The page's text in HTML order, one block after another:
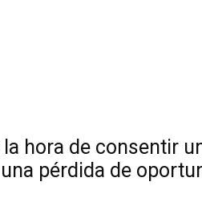
hora de consentir
pérdida de